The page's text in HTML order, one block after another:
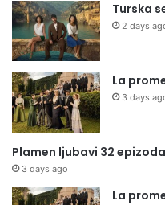
Turska
2 days
La
3 days
Plamen ljubavi 32 epizoda
3 days ago
La